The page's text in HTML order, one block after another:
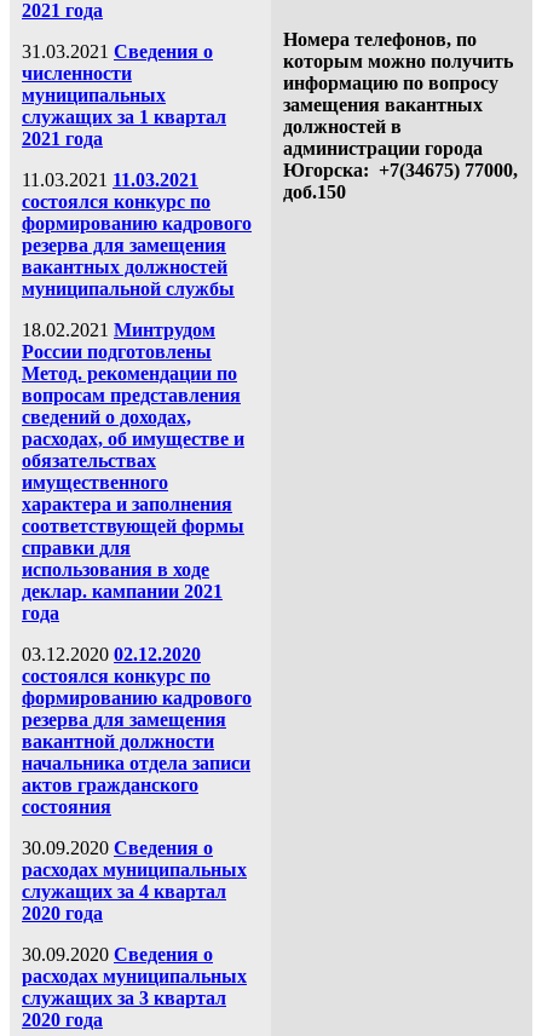
2021 года
31.03.2021 Сведения о
численности
муниципальных
служащих за 1 квартал
2021 года
11.03.2021 11.03.2021
состоялся конкурс по
формированию кадрового
резерва для замещения
вакантных должностей
муниципальной службы
18.02.2021 Минтрудом
России подготовлены
Метод. рекомендации по
вопросам представления
сведений о доходах,
расходах, об имуществе и
обязательствах
имущественного
характера и заполнения
соответствующей формы
справки для
использования в ходе
деклар. кампании 2021
года
03.12.2020 02.12.2020
состоялся конкурс по
формированию кадрового
резерва для замещения
вакантной должности
начальника отдела записи
актов гражданского
состояния
30.09.2020 Сведения о
расходах муниципальных
служащих за 4 квартал
2020 года
30.09.2020 Сведения о
расходах муниципальных
служащих за 3 квартал
2020 года
Номера телефонов, по
которым можно получить
информацию по вопросу
замещения вакантных
должностей в
администрации города
Югорска: +7(34675) 77000,
доб.150